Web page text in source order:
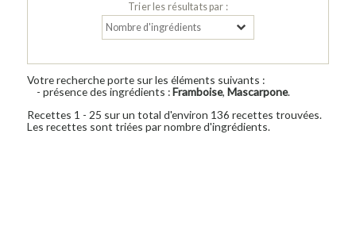
Trier les résultats par :
Votre recherche porte sur les éléments suivants :
- présence des ingrédients :Framboise, Mascarpone.
Recettes 1 - 25 sur un total d'environ 136 recettes trouvées.
Les recettes sont triées par nombre d'ingrédients.